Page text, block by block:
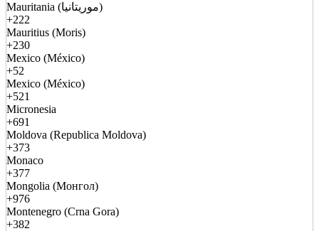
Mauritania (موريتانيا)
+222
Mauritius (Moris)
+230
Mexico (México)
+52
Mexico (México)
+521
Micronesia
+691
Moldova (Republica Moldova)
+373
Monaco
+377
Mongolia (Монгол)
+976
Montenegro (Crna Gora)
+382